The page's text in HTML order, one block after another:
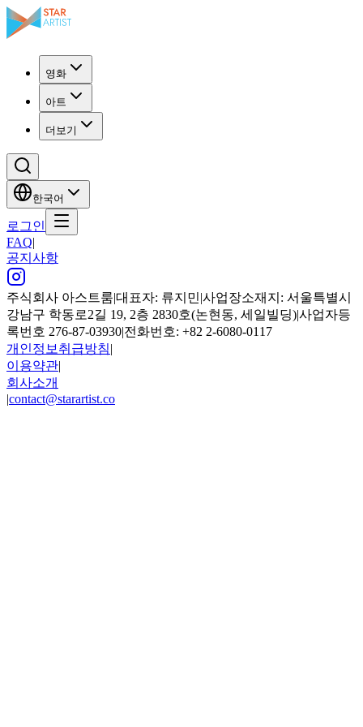
영화
아트
더보기
한국어
로그인
FAQ|
공지사항
주식회사 아스트룸|대표자: 류지민|사업장소재지: 서울특별시
강남구 학동로2길 19, 2층 2830호(논현동, 세일빌딩)|사업자등
록번호 276-87-03930|전화번호: +82 2-6080-0117
개인정보취급방침|
이용약관|
회사소개
|contact@starartist.co